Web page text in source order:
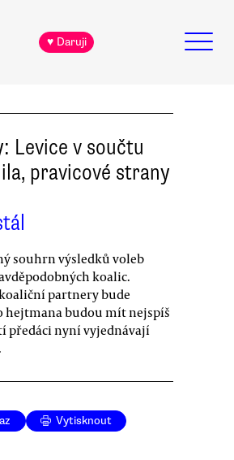
♥ Daruji
Levice v součtu
pravicové strany
souhrn výsledků voleb
koalic.
partnery bude
hejtmana budou mít nejspíš
předáci nyní vyjednávají
Vytisknout